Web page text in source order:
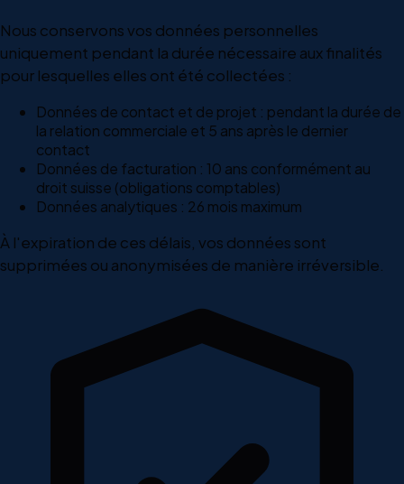
Nous conservons vos données personnelles
uniquement pendant la durée nécessaire aux finalités
pour lesquelles elles ont été collectées :
Données de contact et de projet : pendant la durée de
la relation commerciale et 5 ans après le dernier
contact
Données de facturation : 10 ans conformément au
droit suisse (obligations comptables)
Données analytiques : 26 mois maximum
À l'expiration de ces délais, vos données sont
supprimées ou anonymisées de manière irréversible.